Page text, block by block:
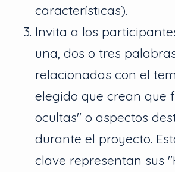
características).
Invita a los
una, dos o tres
relacionadas con el
elegido que crean que
ocultas" o aspectos
durante el proyecto.
clave representan sus